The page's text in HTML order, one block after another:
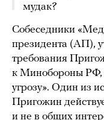
мудак?
Собеседники
президента (АП),
требования
к Минобороны РФ,
угрозу». Один из
Пригожин
и не в общих